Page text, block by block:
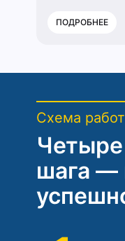
ПОДРОБНЕЕ
Схема
шага —